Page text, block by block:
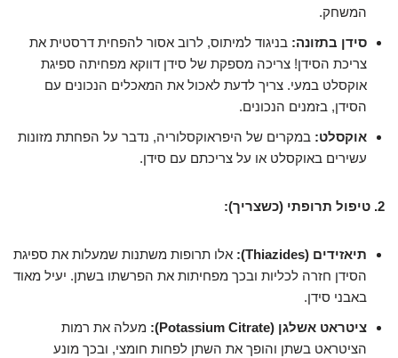
המשחק.
סידן בתזונה: בניגוד למיתוס, לרוב אסור להפחית דרסטית את
צריכת הסידן! צריכה מספקת של סידן דווקא מפחיתה ספיגת
אוקסלט במעי. צריך לדעת לאכול את המאכלים הנכונים עם
הסידן, בזמנים הנכונים.
אוקסלט: במקרים של היפראוקסלוריה, נדבר על הפחתת מזונות
עשירים באוקסלט או על צריכתם עם סידן.
2. טיפול תרופתי (כשצריך):
תיאזידים (Thiazides):
אלו תרופות משתנות שמעלות את ספיגת
הסידן חזרה לכליות ובכך מפחיתות את הפרשתו בשתן. יעיל מאוד
באבני סידן.
ציטראט אשלגן (Potassium Citrate):
מעלה את רמות
הציטראט בשתן והופך את השתן לפחות חומצי, ובכך מונע